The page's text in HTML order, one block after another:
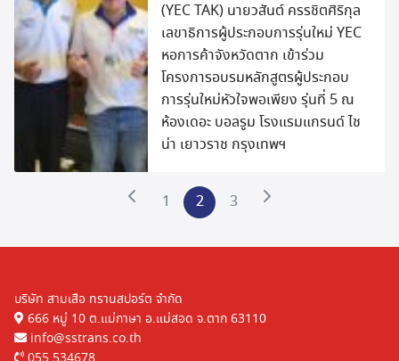
(YEC TAK) นายวสันต์ ครรชิตศิริกุล
เลขาธิการผู้ประกอบการรุ่นใหม่ YEC
หอการค้าจังหวัดตาก เข้าร่วม
โครงการอบรมหลักสูตรผู้ประกอบ
การรุ่นใหม่หัวใจพอเพียง รุ่นที่ 5 ณ
ห้องเดอะ บอลรูม โรงแรมแกรนด์ ไช
น่า เยาวราช กรุงเทพฯ
1 2 3
บริษัท สามเสือ ทรานสปอร์ต จำกัด
666 หมู่ 10 ต.แม่กาษา อ.แม่สอด จ.ตาก 63110
info@sstrans.co.th